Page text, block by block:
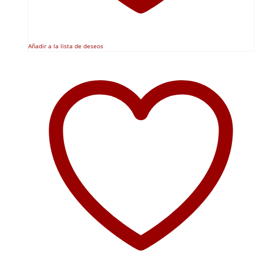
Añadir a la lista de deseos